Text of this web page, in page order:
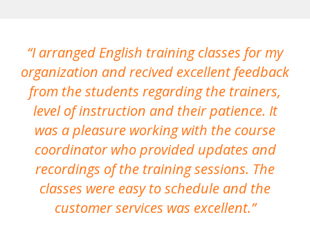
I arranged English training classes for my
organization and recived excellent feedback
from the students regarding the trainers,
level of instruction and their patience. It
was a pleasure working with the course
coordinator who provided updates and
recordings of the training sessions. The
classes were easy to schedule and the
customer services was excellent.